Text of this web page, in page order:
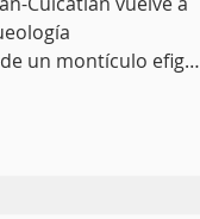
un montículo efigie